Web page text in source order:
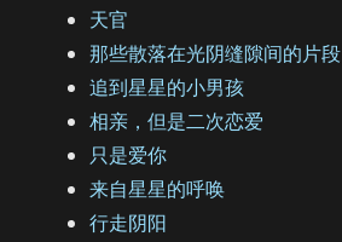
天官
那些散落在光阴缝隙间的片段
追到星星的小男孩
相亲，但是二次恋爱
只是爱你
来自星星的呼唤
行走阴阳